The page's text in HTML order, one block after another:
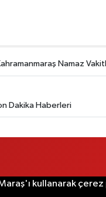
Namaz
Dakika Haberleri
kullanarak çerez